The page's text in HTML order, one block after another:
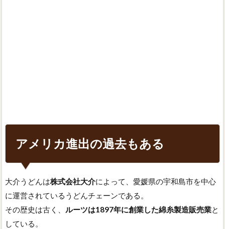
アメリカ進出の過去もある
大介うどんは株式会社大介によって、愛媛県の宇和島市を中心
に運営されているうどんチェーンである。
その歴史は古く、 ルーツは1897年に創業した綿糸製造販売業と
している。